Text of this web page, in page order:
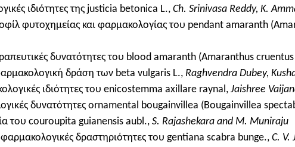
ιδιότητες της justicia betonica L., Ch. Srinivasa Reddy, K.
φυτοχημείας και φαρμακολογίας του pendant amaranth
δυνατότητες του blood amaranth (Amaranthus
δράση των beta vulgaris L., Raghvendra Dubey,
ιδιότητες του enicostemma axillare raynal, Jaishree
δυνατότητες ornamental bougainvillea (Bougainvillea
του couroupita guianensis aubl., S. Rajashekara and M. Muniraju
δραστηριότητες του gentiana scabra bunge., C. V.